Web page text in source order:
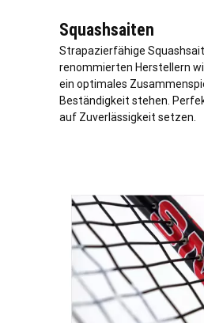
Squashsaiten
Strapazierfähige
renommierten Herstellern
ein optimales
Beständigkeit stehen.
auf Zuverlässigkeit setzen.